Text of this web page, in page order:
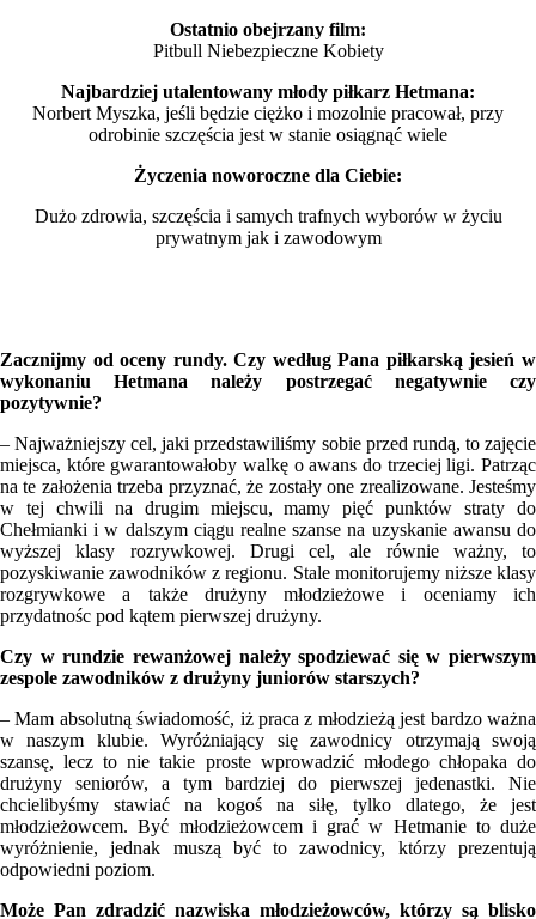
Ostatnio obejrzany film:
Pitbull Niebezpieczne Kobiety
Najbardziej utalentowany młody piłkarz Hetmana:
Norbert Myszka, jeśli będzie ciężko i mozolnie pracował, przy
odrobinie szczęścia jest w stanie osiągnąć wiele
Życzenia noworoczne dla Ciebie:
Dużo zdrowia, szczęścia i samych trafnych wyborów w życiu
prywatnym jak i zawodowym
Zacznijmy od oceny rundy. Czy według Pana piłkarską jesień w
wykonaniu Hetmana należy postrzegać negatywnie czy
pozytywnie?
– Najważniejszy cel, jaki przedstawiliśmy sobie przed rundą, to zajęcie
miejsca, które gwarantowałoby walkę o awans do trzeciej ligi. Patrząc
na te założenia trzeba przyznać, że zostały one zrealizowane. Jesteśmy
w tej chwili na drugim miejscu, mamy pięć punktów straty do
Chełmianki i w dalszym ciągu realne szanse na uzyskanie awansu do
wyższej klasy rozrywkowej. Drugi cel, ale równie ważny, to
pozyskiwanie zawodników z regionu. Stale monitorujemy niższe klasy
rozgrywkowe a także drużyny młodzieżowe i oceniamy ich
przydatnośc pod kątem pierwszej drużyny.
Czy w rundzie rewanżowej należy spodziewać się w pierwszym
zespole zawodników z drużyny juniorów starszych?
– Mam absolutną świadomość, iż praca z młodzieżą jest bardzo ważna
w naszym klubie. Wyróżniający się zawodnicy otrzymają swoją
szansę, lecz to nie takie proste wprowadzić młodego chłopaka do
drużyny seniorów, a tym bardziej do pierwszej jedenastki. Nie
chcielibyśmy stawiać na kogoś na siłę, tylko dlatego, że jest
młodzieżowcem. Być młodzieżowcem i grać w Hetmanie to duże
wyróżnienie, jednak muszą być to zawodnicy, którzy prezentują
odpowiedni poziom.
Może Pan zdradzić nazwiska młodzieżowców, którzy są blisko